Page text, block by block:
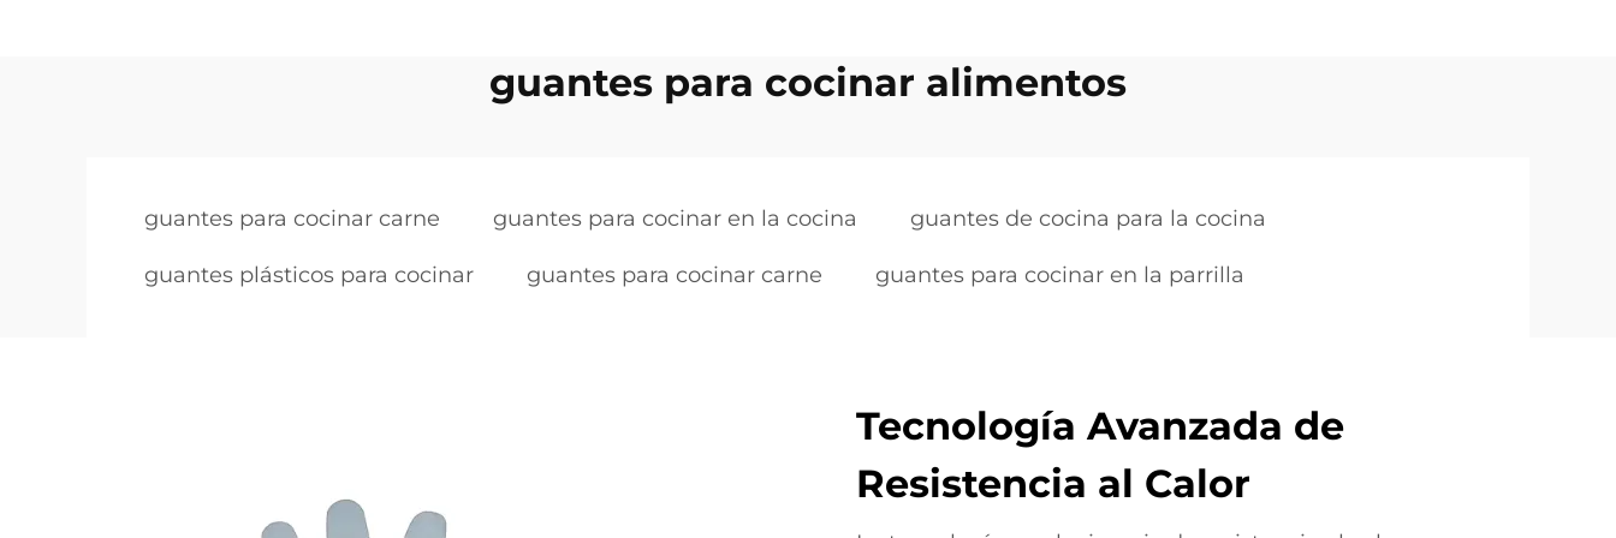
guantes para cocinar alimentos
guantes para cocinar carne guantes para cocinar en la cocina guantes de cocina para la cocina
guantes plásticos para cocinar guantes para cocinar carne guantes para cocinar en la parrilla
Tecnología Avanzada de
Resistencia al Calor